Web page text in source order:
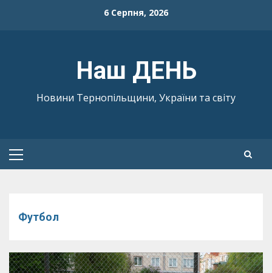
6 Серпня, 2026
Наш ДЕНЬ
Новини Тернопільщини, України та світу
Primary
Футбол